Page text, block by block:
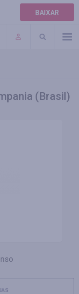
BAIXAR
(Brasil)